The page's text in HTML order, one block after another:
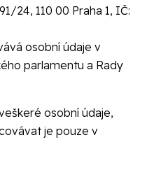
24, 110 00 Praha 1, IČ:
osobní údaje v
parlamentu a Rady
osobní údaje,
je pouze v